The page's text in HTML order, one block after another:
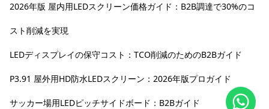
2026年版 屋内用LEDスクリーン価格ガイド：B2B調達で30%のコ
スト削減を実現
LEDディスプレイの保守コスト：TCO削減のためのB2Bガイド
P3.91 屋外用HD防水LEDスクリーン：2026年版プロガイド
サッカー場用LEDピッチサイドボード：B2Bガイド